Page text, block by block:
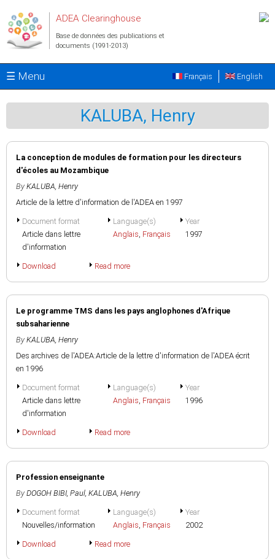
ADEA Clearinghouse
Base de données des publications et
documents (1991-2013)
☰ Menu English
Français
KALUBA, Henry
La conception de modules de formation pour les directeurs
d'écoles au Mozambique
By KALUBA, Henry
Article de la lettre d'information de l'ADEA en 1997
Document format
Article dans lettre
d'information
Language(s)
Anglais, Français
Year
1997
Download Read more
Le programme TMS dans les pays anglophones d'Afrique
subsaharienne
By KALUBA, Henry
Des archives de l'ADEA:Article de la lettre d'information de l'ADEA écrit
en 1996
Document format
Article dans lettre
d'information
Language(s)
Anglais, Français
Year
1996
Download Read more
Profession enseignante
By DOGOH BIBI, Paul, KALUBA, Henry
Document format
Nouvelles/information
Language(s)
Anglais, Français
Year
2002
Download Read more